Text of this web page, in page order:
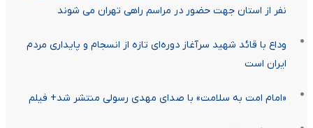
نفر از استان جهت حضور در مراسم راهی تهران می شوند
وداع با قائد شهید سرآغاز دوره‌ای تازه از انسجام و پایداری مردم
ایران است
«امام امت به سلامت» با صدای مهدی رسولی منتشر شد+ فیلم